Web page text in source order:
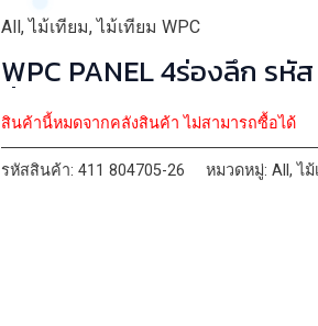
All,ไม้เทียม,ไม้เทียม WPC
WPC PANEL 4ร่องลึก รหัส 411 804705-26 สี โอ๊ค
น้ำตาล ลายเส้น ข
สินค้านี้หมดจากคลังสินค้า ไม่สามารถซื้อได้
รหัสสินค้า: 411 804705-26 หมวดหมู่: All ,ไม้